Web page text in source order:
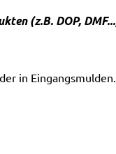
(z.B. DOP,
in Eingangsmulden.